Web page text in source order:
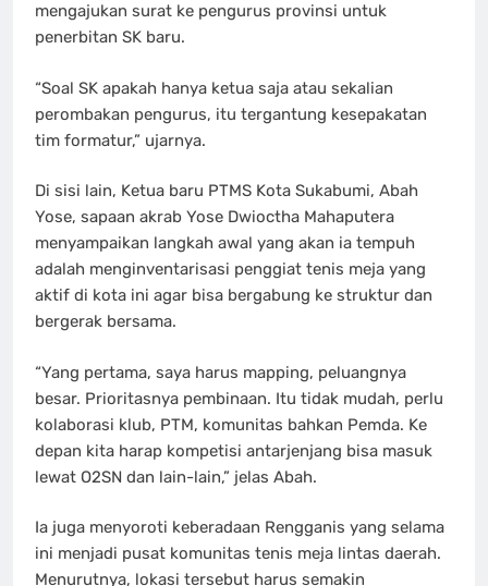
mengajukan surat ke pengurus provinsi untuk
penerbitan SK baru.
“Soal SK apakah hanya ketua saja atau sekalian
perombakan pengurus, itu tergantung kesepakatan
tim formatur,” ujarnya.
Di sisi lain, Ketua baru PTMS Kota Sukabumi, Abah
Yose, sapaan akrab Yose Dwioctha Mahaputera
menyampaikan langkah awal yang akan ia tempuh
adalah menginventarisasi penggiat tenis meja yang
aktif di kota ini agar bisa bergabung ke struktur dan
bergerak bersama.
“Yang pertama, saya harus mapping, peluangnya
besar. Prioritasnya pembinaan. Itu tidak mudah, perlu
kolaborasi klub, PTM, komunitas bahkan Pemda. Ke
depan kita harap kompetisi antarjenjang bisa masuk
lewat O2SN dan lain-lain,” jelas Abah.
Ia juga menyoroti keberadaan Rengganis yang selama
ini menjadi pusat komunitas tenis meja lintas daerah.
Menurutnya, lokasi tersebut harus semakin